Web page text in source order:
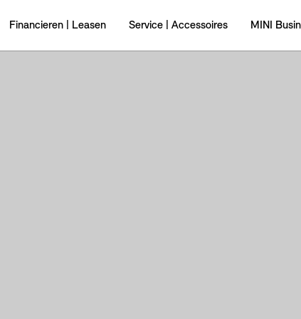
Financieren | Leasen Service | Accessoires MINI